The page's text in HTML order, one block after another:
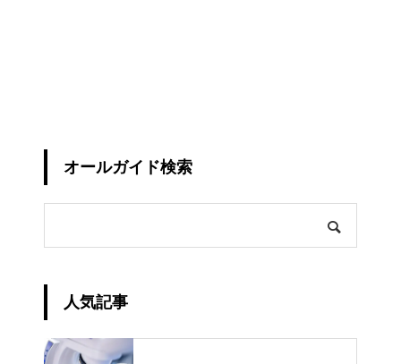
オールガイド検索
人気記事